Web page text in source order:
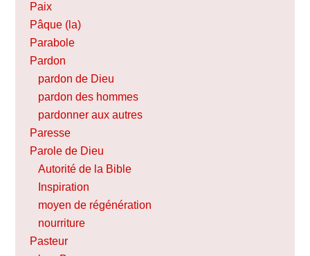
Paix
Pâque (la)
Parabole
Pardon
pardon de Dieu
pardon des hommes
pardonner aux autres
Paresse
Parole de Dieu
Autorité de la Bible
Inspiration
moyen de régénération
nourriture
Pasteur